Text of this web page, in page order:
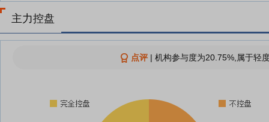
主力控盘
点评| 机构参与度为20.75%,属于轻